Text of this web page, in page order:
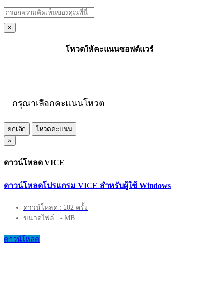
×
โหวตให้คะแนนซอฟต์แวร์
กรุณาเลือกคะแนนโหวต
ยกเลิก
โหวตคะแนน
×
ดาวน์โหลด VICE
ดาวน์โหลดโปรแกรม VICE สำหรับผู้ใช้ Windows
ดาวน์โหลด : 202 ครั้ง
ขนาดไฟล์ : - MB.
ดาวน์โหลด